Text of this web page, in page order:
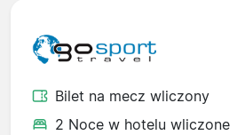
Bilet na mecz wliczony
2 Noce w hotelu wliczone